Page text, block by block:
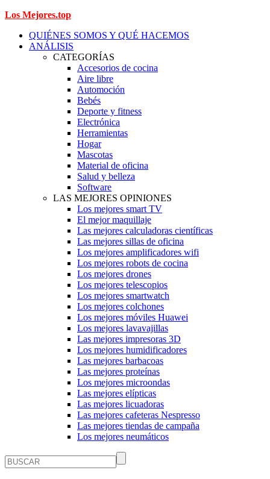
Los Mejores.top
QUIÉNES SOMOS Y QUÉ HACEMOS
ANÁLISIS
CATEGORÍAS
Accesorios de cocina
Aire libre
Automoción
Bebés
Deporte y fitness
Electrónica
Herramientas
Hogar
Mascotas
Material de oficina
Salud y belleza
Software
LAS MEJORES OPINIONES
Los mejores smart TV
El mejor maquillaje
Las mejores calculadoras científicas
Las mejores sillas de oficina
Los mejores amplificadores wifi
Los mejores robots de cocina
Los mejores drones
Los mejores telescopios
Los mejores smartwatch
Los mejores colchones
Los mejores móviles Huawei
Los mejores lavavajillas
Las mejores impresoras 3D
Los mejores humidificadores
Las mejores barbacoas
Las mejores proteínas
Los mejores microondas
Las mejores elípticas
Las mejores licuadoras
Las mejores cafeteras Nespresso
Las mejores tiendas de campaña
Los mejores neumáticos